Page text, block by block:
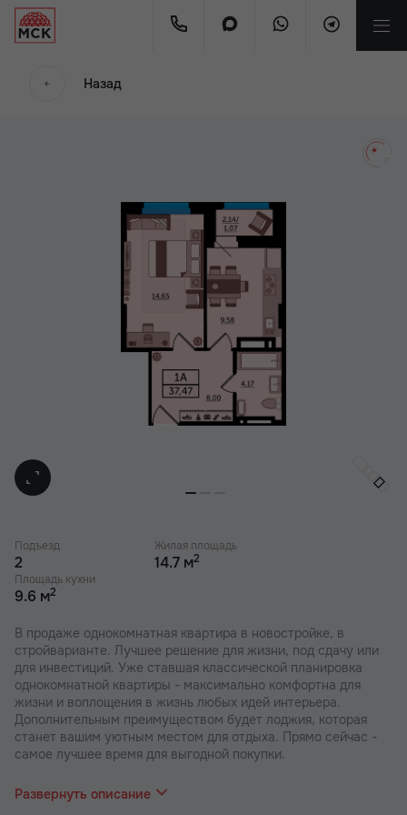
Назад
Подъезд
2
Жилая площадь
14.7 м2
Площадь кухни
9.6 м2
В продаже однокомнатная квартира в новостройке, в
стройварианте. Лучшее решение для жизни, под сдачу или
для инвестиций. Уже ставшая классической планировка
однокомнатной квартиры - максимально комфортна для
жизни и воплощения в жизнь любых идей интерьера.
Дополнительным преимуществом будет лоджия, которая
станет вашим уютным местом для отдыха. Прямо сейчас -
самое лучшее время для выгодной покупки.
отделе продаж вас проконсультируют по актуальным
предложениям.
Развернуть описание